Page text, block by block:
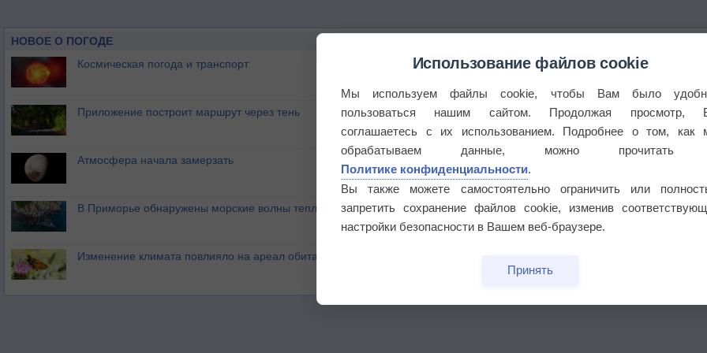
НОВОЕ О ПОГОДЕ
Космическая погода и транспорт
Приложение построит маршрут через тень
Атмосфера начала замерзать
В Приморье обнаружены морские волны тепла
Изменение климата повлияло на ареал обитания бабочек
Использование файлов cookie
Мы используем файлы cookie, чтобы Вам было
пользоваться нашим сайтом. Продолжая просмотр,
соглашаетесь с их использованием. Подробнее о том, как
обрабатываем данные, можно прочитать
Политике конфиденциальности.
Вы также можете самостоятельно ограничить или
запретить сохранение файлов cookie, изменив
настройки безопасности в Вашем веб-браузере.
Принять